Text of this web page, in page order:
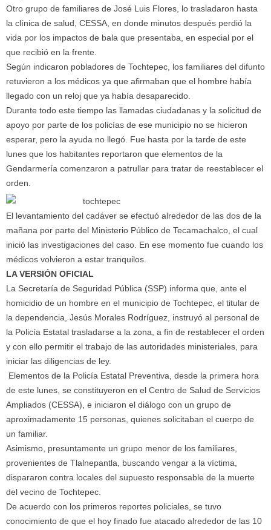
Otro grupo de familiares de José Luis Flores, lo trasladaron hasta
la clínica de salud, CESSA, en donde minutos después perdió la
vida por los impactos de bala que presentaba, en especial por el
que recibió en la frente.
Según indicaron pobladores de Tochtepec, los familiares del difunto
retuvieron a los médicos ya que afirmaban que el hombre había
llegado con un reloj que ya había desaparecido.
Durante todo este tiempo las llamadas ciudadanas y la solicitud de
apoyo por parte de los policías de ese municipio no se hicieron
esperar, pero la ayuda no llegó. Fue hasta por la tarde de este
lunes que los habitantes reportaron que elementos de la
Gendarmería comenzaron a patrullar para tratar de reestablecer el
orden.
El levantamiento del cadáver se efectuó alrededor de las dos de la
mañana por parte del Ministerio Público de Tecamachalco, el cual
inició las investigaciones del caso. En ese momento fue cuando los
médicos volvieron a estar tranquilos.
LA VERSIÓN OFICIAL
La Secretaría de Seguridad Pública (SSP) informa que, ante el
homicidio de un hombre en el municipio de Tochtepec, el titular de
la dependencia, Jesús Morales Rodríguez, instruyó al personal de
la Policía Estatal trasladarse a la zona, a fin de restablecer el orden
y con ello permitir el trabajo de las autoridades ministeriales, para
iniciar las diligencias de ley.
Elementos de la Policía Estatal Preventiva, desde la primera hora
de este lunes, se constituyeron en el Centro de Salud de Servicios
Ampliados (CESSA), e iniciaron el diálogo con un grupo de
aproximadamente 15 personas, quienes solicitaban el cuerpo de
un familiar.
Asimismo, presuntamente un grupo menor de los familiares,
provenientes de Tlalnepantla, buscando vengar a la víctima,
dispararon contra locales del supuesto responsable de la muerte
del vecino de Tochtepec.
De acuerdo con los primeros reportes policiales, se tuvo
conocimiento de que el hoy finado fue atacado alrededor de las 10